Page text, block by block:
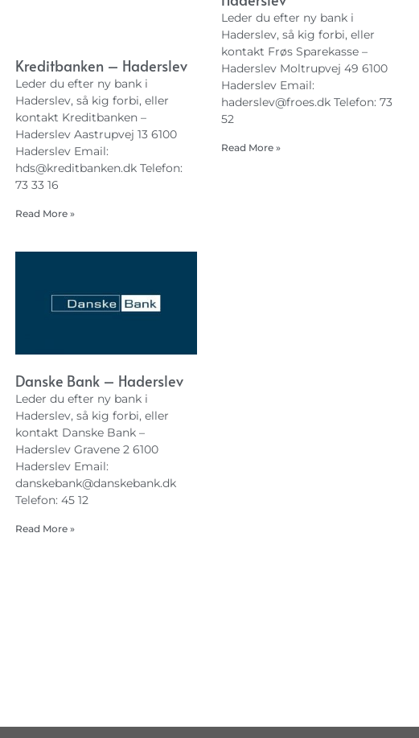
Kreditbanken – Haderslev
Leder du efter ny bank i
Haderslev, så kig forbi, eller
kontakt Kreditbanken –
Haderslev Aastrupvej 13 6100
Haderslev Email:
hds@kreditbanken.dkTelefon:
73 33 16
Read More »
Leder du efter ny bank i
Haderslev, så kig forbi, eller
kontakt Frøs Sparekasse –
Haderslev Moltrupvej 49 6100
Haderslev Email:
haderslev@froes.dk Telefon: 73
52
Read More »
Danske Bank – Haderslev
Leder du efter ny bank i
Haderslev, så kig forbi, eller
kontakt Danske Bank –
Haderslev Gravene 2 6100
Haderslev Email:
danskebank@danskebank.dk
Telefon: 45 12
Read More »